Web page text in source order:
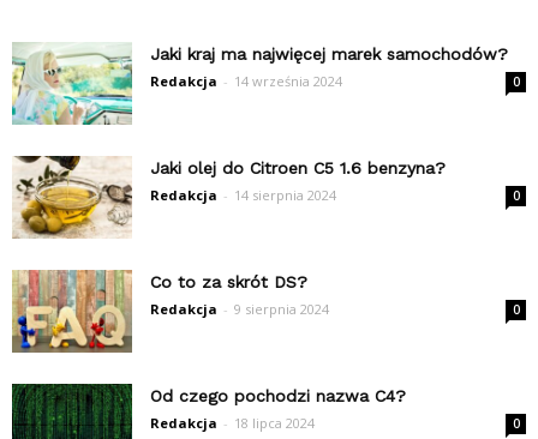
Jaki kraj ma najwięcej marek samochodów?
Redakcja - 14 września 2024 0
Jaki olej do Citroen C5 1.6 benzyna?
Redakcja - 14 sierpnia 2024 0
Co to za skrót DS?
Redakcja - 9 sierpnia 2024 0
Od czego pochodzi nazwa C4?
Redakcja - 18 lipca 2024 0